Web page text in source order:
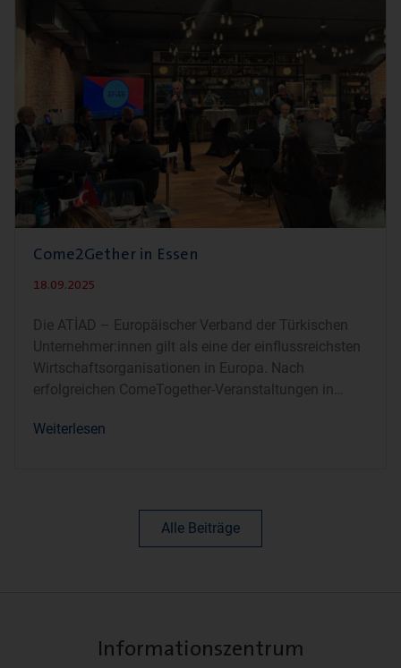
Come2Gether in Essen
18.09.2025
Die ATİAD – Europäischer Verband der Türkischen
Unternehmer:innen gilt als eine der einflussreichsten
Wirtschaftsorganisationen in Europa. Nach
erfolgreichen ComeTogether-Veranstaltungen in
Weiterlesen
Alle Beiträge
Informationszentrum